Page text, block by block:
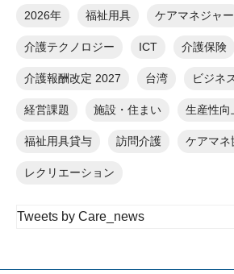
2026年 福祉用具 ケアマネジャー
介護テクノロジー ICT 介護保険
介護報酬改定 2027 台湾 ビジネ
経営課題 施設・住まい 生産性向
福祉用具貸与 訪問介護 ケアマネ
レクリエーション
Tweets by Care_news